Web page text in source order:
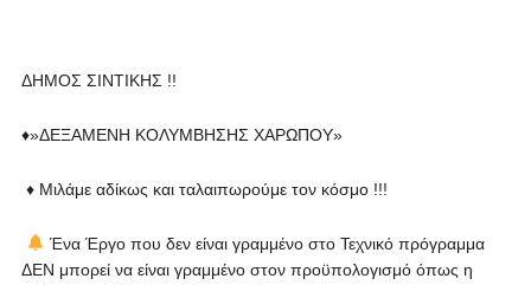
ΔΗΜΟΣ ΣΙΝΤΙΚΗΣ !!
♦️»ΔΕΞΑΜΕΝΗ ΚΟΛΥΜΒΗΣΗΣ ΧΑΡΩΠΟΥ»
♦️ Μιλάμε αδίκως και ταλαιπωρούμε τον κόσμο !!!
Ένα Έργο που δεν είναι γραμμένο στο Τεχνικό πρόγραμμα
ΔΕΝ μπορεί να είναι γραμμένο στον προϋπολογισμό όπως η